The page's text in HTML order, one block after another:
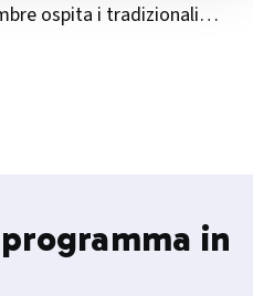
ospita i tradizionali
in